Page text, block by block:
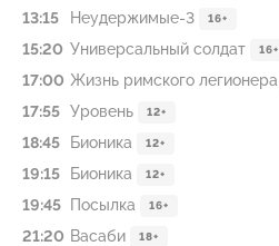
13:15 Неудержимые-3 16+
15:20 Универсальный солдат 16+
17:00 Жизнь римского легионера
17:55 Уровень 12+
18:45 Бионика 12+
19:15 Бионика 12+
19:45 Посылка 16+
21:20 Васаби 18+